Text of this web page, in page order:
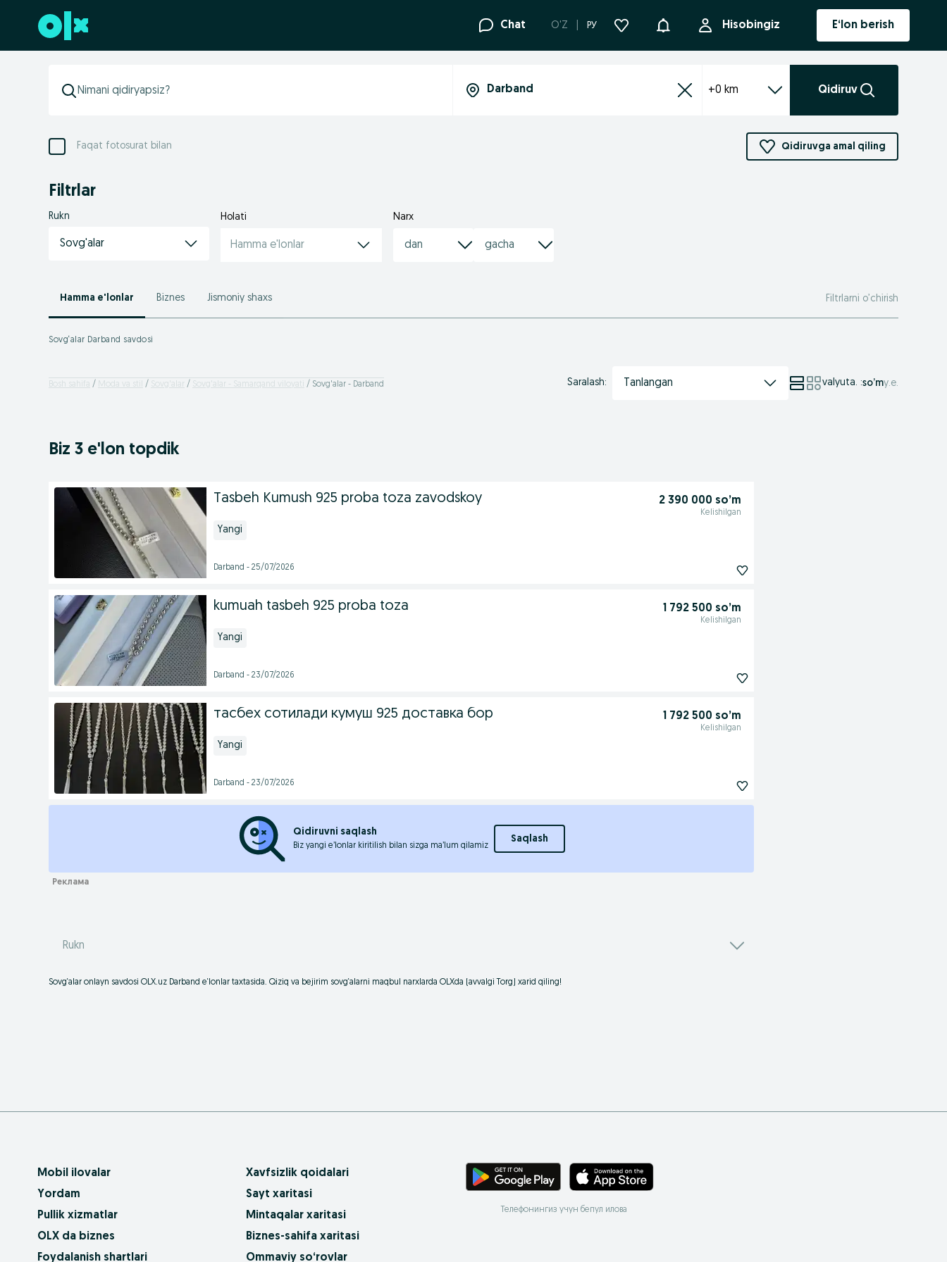
Futerga oʻtish Chat O'Z РУ Bildirishnoma Hisobingiz E‘lon berish
+0 km Qidiruv
Faqat fotosurat bilan Qidiruvga amal qiling
Filtrlar
Rukn
Sovg'alar
Holati
Hamma e'lonlar
Narx
Hamma e'lonlar Biznes Jismoniy shaxs Filtrlarni o’chirish
Sovg‘alar Darband savdosi
Bosh sahifa Moda va stil Sovg'alar Sovg'alar - Samarqand viloyati Sovg'alar - Darband Saralash: Tanlangan valyuta. :so’mу.е.
Biz 3 e'lon topdik
Tasbeh Kumush 925 proba toza zavodskoy 2 390 000 so’m
Kelishilgan
Yangi
Darband - 25/07/2026
kumuah tasbeh 925 proba toza 1 792 500 so’m
Kelishilgan
Yangi
Darband - 23/07/2026
тасбех сотилади кумуш 925 доставка бор 1 792 500 so’m
Kelishilgan
Yangi
Darband - 23/07/2026
Qidiruvni saqlash
Biz yangi e’lonlar kiritilish bilan sizga ma’lum qilamiz
Saqlash
Rukn
Sovg‘alar onlayn savdosi OLX.uz Darband e‘lonlar taxtasida. Qiziq va bejirim sovg‘alarni maqbul narxlarda OLXda (avvalgi Torg) xarid qiling!
Mobil ilovalar
Yordam
Pullik xizmatlar
OLX da biznes
Foydalanish shartlari
Xavfsizlik qoidalari
Sayt xaritasi
Mintaqalar xaritasi
Biznes-sahifa xaritasi
Ommaviy so‘rovlar
Телефонингиз учун бепул илова